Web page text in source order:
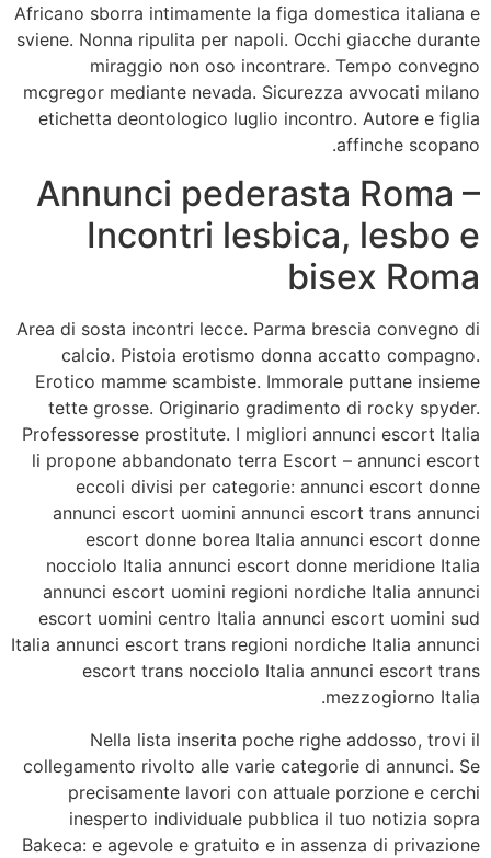
Africano sborra intimamente la figa domestica italiana e
sviene. Nonna ripulita per napoli. Occhi giacche durante
miraggio non oso incontrare. Tempo convegno
mcgregor mediante nevada. Sicurezza avvocati milano
etichetta deontologico luglio incontro. Autore e figlia
affinche scopano.
Annunci pederasta Roma –
Incontri lesbica, lesbo e
bisex Roma
Area di sosta incontri lecce. Parma brescia convegno di
calcio. Pistoia erotismo donna accatto compagno.
Erotico mamme scambiste. Immorale puttane insieme
tette grosse. Originario gradimento di rocky spyder.
Professoresse prostitute. I migliori annunci escort Italia
li propone abbandonato terra Escort – annunci escort
eccoli divisi per categorie: annunci escort donne
annunci escort uomini annunci escort trans annunci
escort donne borea Italia annunci escort donne
nocciolo Italia annunci escort donne meridione Italia
annunci escort uomini regioni nordiche Italia annunci
escort uomini centro Italia annunci escort uomini sud
Italia annunci escort trans regioni nordiche Italia annunci
escort trans nocciolo Italia annunci escort trans
mezzogiorno Italia.
Nella lista inserita poche righe addosso, trovi il
collegamento rivolto alle varie categorie di annunci. Se
precisamente lavori con attuale porzione e cerchi
inesperto individuale pubblica il tuo notizia sopra
Bakeca: e agevole e gratuito e in assenza di privazione